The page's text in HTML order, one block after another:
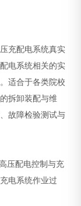
充配电系统真实
电系统相关的实
适合于各类院校
拆卸装配与维
故障检验测试与
压配电控制与充
电系统作业过